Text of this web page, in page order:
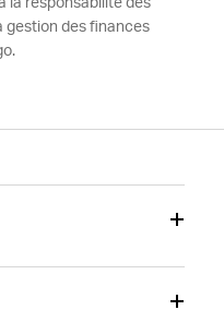
la responsabilité des
gestion des finances